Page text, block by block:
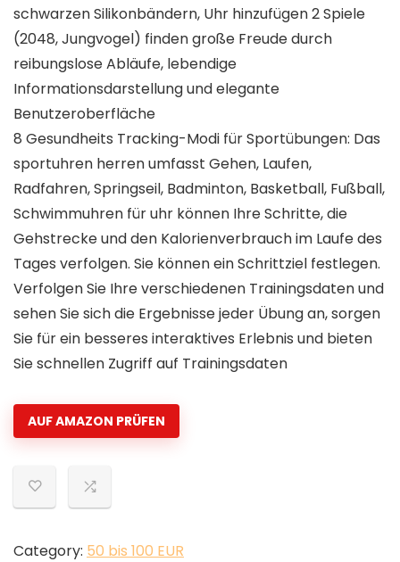
schwarzen Silikonbändern, Uhr hinzufügen 2 Spiele
(2048, Jungvogel) finden große Freude durch
reibungslose Abläufe, lebendige
Informationsdarstellung und elegante
Benutzeroberfläche
8 Gesundheits Tracking-Modi für Sportübungen: Das
sportuhren herren umfasst Gehen, Laufen,
Radfahren, Springseil, Badminton, Basketball, Fußball,
Schwimmuhren für uhr können Ihre Schritte, die
Gehstrecke und den Kalorienverbrauch im Laufe des
Tages verfolgen. Sie können ein Schrittziel festlegen.
Verfolgen Sie Ihre verschiedenen Trainingsdaten und
sehen Sie sich die Ergebnisse jeder Übung an, sorgen
Sie für ein besseres interaktives Erlebnis und bieten
Sie schnellen Zugriff auf Trainingsdaten
AUF AMAZON PRÜFEN
Category: 50 bis 100 EUR